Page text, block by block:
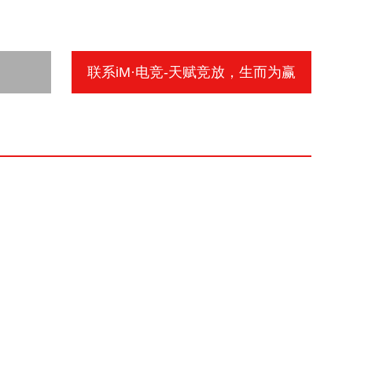
联系iM·电竞-天赋竞放，生而为赢